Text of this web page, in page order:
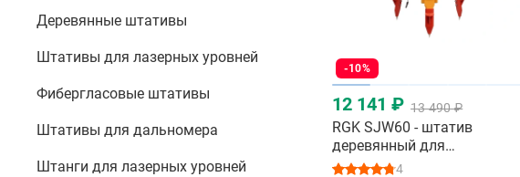
Деревянные штативы
Штативы для лазерных уровней
Фибергласовые штативы
Штативы для дальномера
Штанги для лазерных уровней
-10%
12 141 ₽ 13 490 ₽
RGK SJW60 - штатив
деревянный для
тахеометра
4